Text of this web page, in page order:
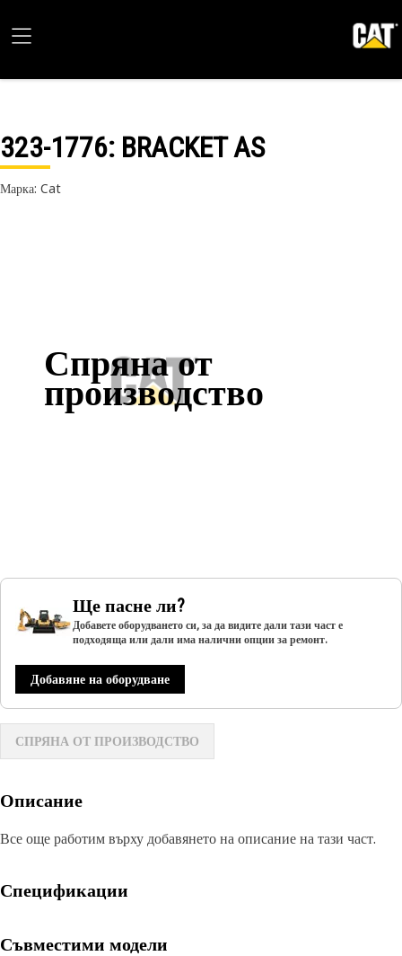
323-1776: BRACKET AS
Марка: Cat
Спряна от
производство
Ще пасне ли?
Добавете оборудването си, за да видите дали тази част е
подходяща или дали има налични опции за ремонт.
Добавяне на оборудване
СПРЯНА ОТ ПРОИЗВОДСТВО
Описание
Все още работим върху добавянето на описание на тази част.
Спецификации
Съвместими модели